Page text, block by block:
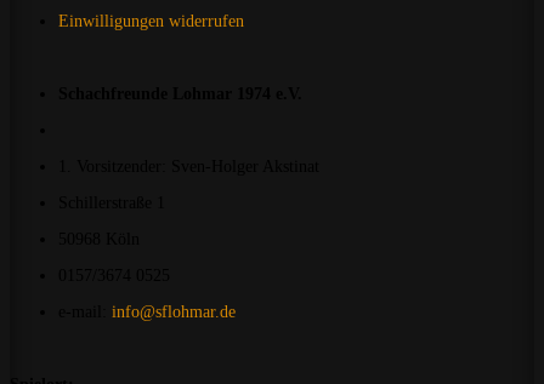
Einwilligungen widerrufen
info@sflohmar.de